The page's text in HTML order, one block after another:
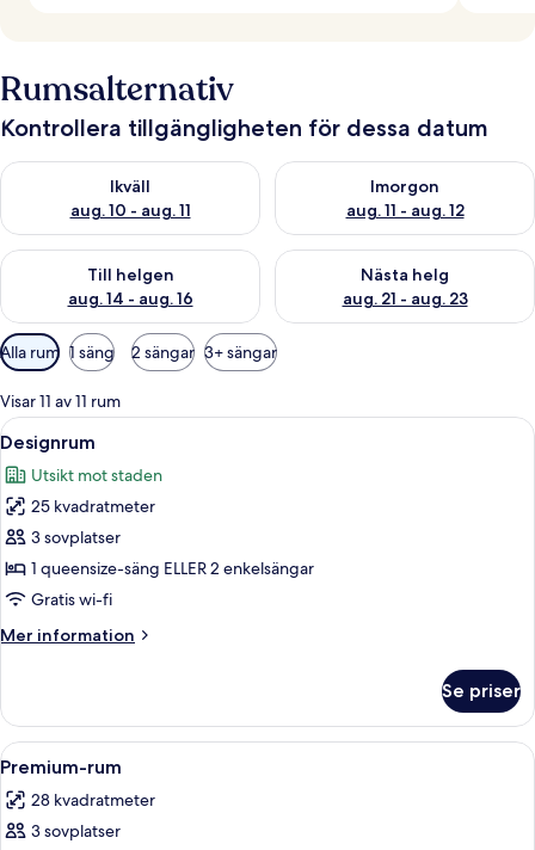
Rumsalternativ
Kontrollera tillgängligheten för dessa datum
Ikväll
aug. 10 - aug. 11
Kontrollera tillgängligheten för ikväll aug. 10 - aug. 11
Imorgon
aug. 11 - aug. 12
Kontrollera tillgängligheten
Till helgen
aug. 14 - aug. 16
Kontrollera tillgängligheten för den här helgen aug. 14 - aug.
Nästa helg
aug. 21 - aug. 23
Kontrollera tillgängligheten
Tillgängliga
filter
för
rum
Alla rum 1 säng 2 sängar 3+ sängar
Visar 11 av 11 rum
Öppna
alla
foton
för
Designrum
Ett modernt hotellrum med en stor
6
Designrum
Utsikt mot staden
25 kvadratmeter
3 sovplatser
1 queensize-säng ELLER 2 enkelsängar
Gratis wi-fi
Mer information
Mer
Se priser
Öppna
alla
foton
för
Ett modernt hotellrum med en stor
5
Premium-rum
28 kvadratmeter
3 sovplatser